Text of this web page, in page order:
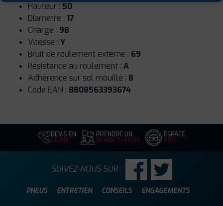
Hauteur : 50
Diamètre : 17
Charge : 98
Vitesse : Y
Bruit de roulement externe : 69
Résistance au roulement : A
Adhérence sur sol mouillé : B
Code EAN : 8808563393674
DEVIS EN
LIGNE
PRENDRE UN
RENDEZ-VOUS
ESPACE
PRO
PNEUS ENTRETIEN CONSEILS ENGAGEMENTS
SUIVEZ-NOUS SUR :